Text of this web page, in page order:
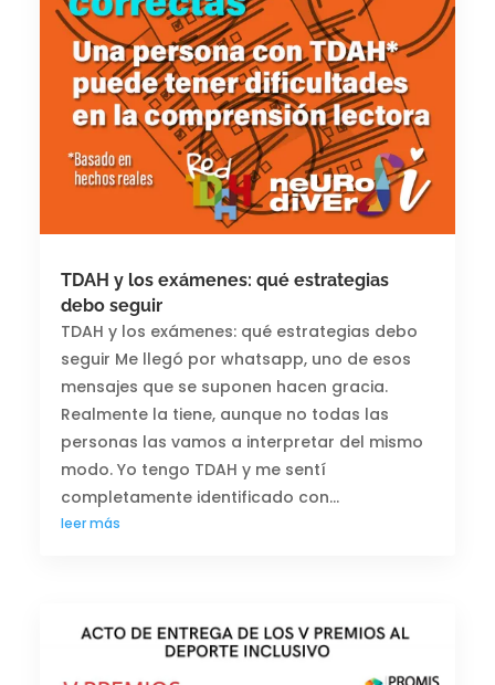
TDAH y los exámenes: qué estrategias
debo seguir
TDAH y los exámenes: qué estrategias debo
seguir Me llegó por whatsapp, uno de esos
mensajes que se suponen hacen gracia.
Realmente la tiene, aunque no todas las
personas las vamos a interpretar del mismo
modo. Yo tengo TDAH y me sentí
completamente identificado con...
leer más